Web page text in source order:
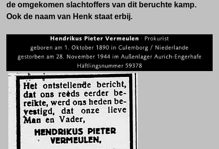
de omgekomen slachtoffers van dit beruchte kamp.
Ook de naam van Henk staat erbij.